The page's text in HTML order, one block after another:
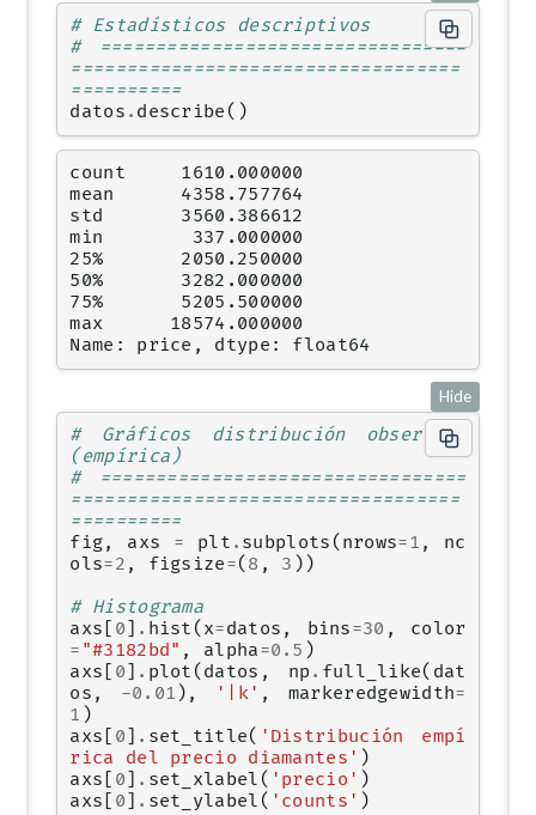
# Estadísticos descriptivos
# =================================
===================================
==========
datos . describe ()
count     1610.000000
mean      4358.757764
std       3560.386612
min        337.000000
25%       2050.250000
50%       3282.000000
75%       5205.500000
max      18574.000000
Name: price, dtype: float64
Hide
# Gráficos distribución observada
(empírica)
# =================================
===================================
==========
fig, axs = plt . subplots ( nrows= 1 ,
nc
ols=2 , figsize=( 8 , 3 ))
# Histograma
axs
0 . hist ( x=datos , bins=30 ,
color
= "#3182bd" , alpha=0.5 )
axs
0 . plot ( datos , np . full_like( dat
os , -0.01 ), '|k' , markeredgewidth=
1 )
axs
0 . set_title( 'Distribución empí
rica del precio diamantes' )
axs
0 . set_xlabel ( 'precio' )
axs
0 . set_ylabel ( 'counts' )